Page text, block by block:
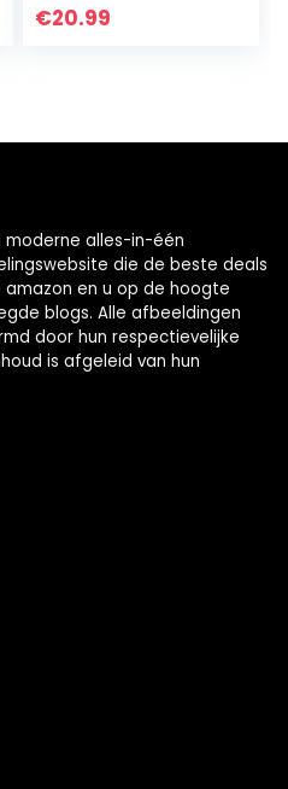
schoon te maken
€20.99
alles-in-één
die de beste deals
en u op de hoogte
blogs. Alle afbeeldingen
door hun respectievelijke
is afgeleid van hun